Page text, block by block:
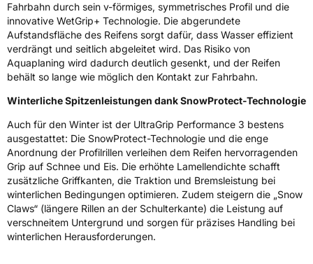
EPREL ID2253819
Allgemeine Produktsicherheit (GPSR)
HerstellerkontaktGoodyear S.A. Innovation Center Avenue
Gordon Smith 7750 Colmar-Berg Luxemburg,
www.goodyear.eu
Fahrbahn durch sein v-förmiges, symmetrisches Profil und die
innovative WetGrip+ Technologie. Die abgerundete
Aufstandsfläche des Reifens sorgt dafür, dass Wasser effizient
verdrängt und seitlich abgeleitet wird. Das Risiko von
Aquaplaning wird dadurch deutlich gesenkt, und der Reifen
behält so lange wie möglich den Kontakt zur Fahrbahn.
Winterliche Spitzenleistungen dank SnowProtect-Technologie
Auch für den Winter ist der UltraGrip Performance 3 bestens
ausgestattet: Die SnowProtect-Technologie und die enge
Anordnung der Profilrillen verleihen dem Reifen hervorragenden
Grip auf Schnee und Eis. Die erhöhte Lamellendichte schafft
zusätzliche Griffkanten, die Traktion und Bremsleistung bei
winterlichen Bedingungen optimieren. Zudem steigern die „Snow
Claws“ (längere Rillen an der Schulterkante) die Leistung auf
verschneitem Untergrund und sorgen für präzises Handling bei
winterlichen Herausforderungen.